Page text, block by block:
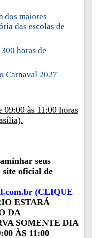
dos maiores
das escolas de
horas de
Carnaval 2027
às 11:00 horas
seus
site oficial de
(CLIQUE
ESTARÁ
DA
SOMENTE DIA
ÀS 11:00